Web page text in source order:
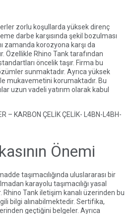
zorlu koşullarda yüksek direnç
darbe karşısında şekil bozulması
zamanda korozyona karşı da
Özellikle Rhino Tanktarafından
öncelik taşır. Firma bu
sunmaktadır. Ayrıca yüksek
mukavemetini korumaktadır. Bu
uzun vadeli yatırım olarak kabul
– KARBON ÇELİK ÇELİK- L4BN-L4BH-
Önemi
taşımacılığında uluslararası bir
karayolu taşımacılığı yasal
Rhino Tank iletişim kanalı üzerinden bu
bilgi alınabilmektedir. Sertifika,
geçtiğini belgeler. Ayrıca